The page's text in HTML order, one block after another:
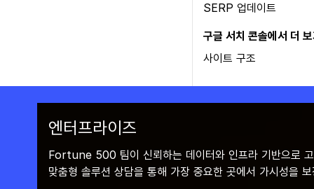
SERP 업데이트
구글 서치 콘솔에서 더
사이트 구조
엔터프라이즈
Fortune 500 팀이 신뢰하는 데이터와 인프라 기반으로 고
맞춤형 솔루션 상담을 통해 가장 중요한 곳에서 가시성을